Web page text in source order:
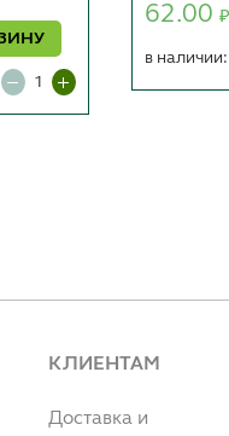
62.00 ₽
в
КЛИЕНТАМ
Доставка и